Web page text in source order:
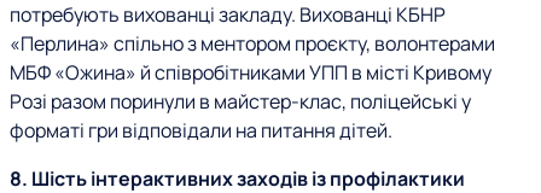
потребують вихованці закладу. Вихованці КБНР
«Перлина» спільно з ментором проєкту, волонтерами
МБФ «Ожина» й співробітниками УПП в місті Кривому
Розі разом поринули в майстер-клас, поліцейські у
форматі гри відповідали на питання дітей.
8. Шість інтерактивних заходів із профілактики